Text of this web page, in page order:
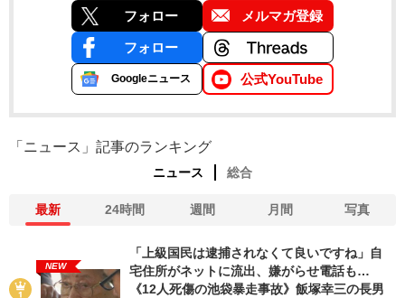
フォロー メルマガ登録
フォロー
Googleニュース 公式YouTube
「ニュース」記事のランキング
ニュース 総合
最新 24時間 週間 月間 写真
NEW
「上級国民は逮捕されなくて良いですね」自
宅住所がネットに流出、嫌がらせ電話も…
《12人死傷の池袋暴走事故》飯塚幸三の長男